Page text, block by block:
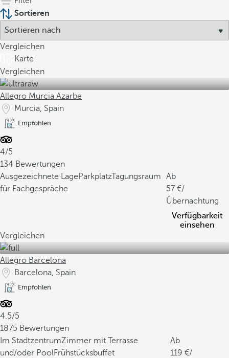
Sortieren
Vergleichen
Karte
Vergleichen
Allegro Murcia Azarbe
Murcia, Spain
Empfohlen
4/5
134 Bewertungen
Ausgezeichnete LageParkplatzTagungsraum
für Fachgespräche
Ab
57
/
Übernachtung
Verfügbarkeit
einsehen
Vergleichen
Allegro Barcelona
Barcelona, Spain
Empfohlen
4.5/5
1875 Bewertungen
Im StadtzentrumZimmer mit Terrasse
und/oder PoolFrühstücksbuffet
Ab
119
/